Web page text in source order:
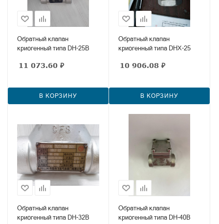
Обратный клапан
криогенный типа DH-25B
11 073.60 ₽
В КОРЗИНУ
Обратный клапан
криогенный типа DHX-25
10 906.08 ₽
В КОРЗИНУ
Обратный клапан
криогенный типа DH-32B
Обратный клапан
криогенный типа DH-40B